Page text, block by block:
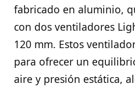
fabricado en aluminio,
con dos ventiladores
120 mm. Estos
para ofrecer un
aire y presión estática,